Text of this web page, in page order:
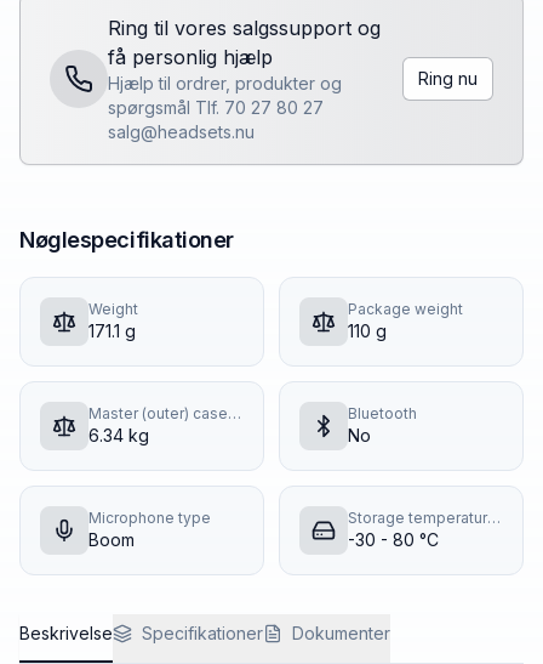
Ring til vores salgssupport og
få personlig hjælp
Hjælp til ordrer, produkter og
spørgsmål Tlf. 70 27 80 27
salg@headsets.nu
Ring nu
Nøglespecifikationer
Weight
171.1 g
Package weight
110 g
Master (outer) case gross weight
6.34 kg
Bluetooth
No
Microphone type
Boom
Storage temperature (T-T)
-30 - 80 °C
Beskrivelse Specifikationer Dokumenter